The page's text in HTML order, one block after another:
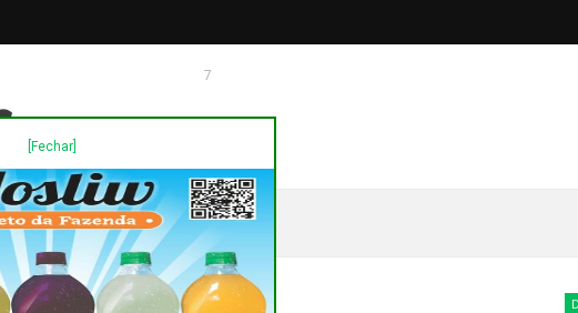
[Fechar]
7
FALE COM O CHAGUINHAS